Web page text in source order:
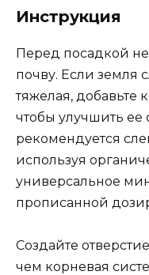
Инструкция
Перед посадкой
почву. Если земля
тяжелая, добавьте
чтобы улучшить ее
рекомендуется
используя
универсальное
прописанной
Создайте
чем корневая